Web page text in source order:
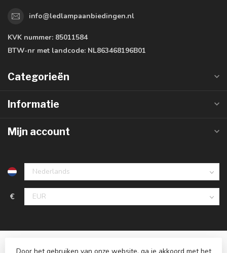
info@ledlampaanbiedingen.nl
KVK nummer: 85011584
BTW-nr met landcode: NL863468196B01
Categorieën
Informatie
Mijn account
€